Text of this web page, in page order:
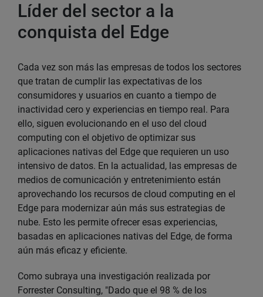
Líder del sector a la
conquista del Edge
Cada vez son más las empresas de todos los sectores
que tratan de cumplir las expectativas de los
consumidores y usuarios en cuanto a tiempo de
inactividad cero y experiencias en tiempo real. Para
ello, siguen evolucionando en el uso del cloud
computing con el objetivo de optimizar sus
aplicaciones nativas del Edge que requieren un uso
intensivo de datos. En la actualidad, las empresas de
medios de comunicación y entretenimiento están
aprovechando los recursos de cloud computing en el
Edge para modernizar aún más sus estrategias de
nube. Esto les permite ofrecer esas experiencias,
basadas en aplicaciones nativas del Edge, de forma
aún más eficaz y eficiente.
Como subraya una investigación realizada por
Forrester Consulting, "Dado que el 98 % de los